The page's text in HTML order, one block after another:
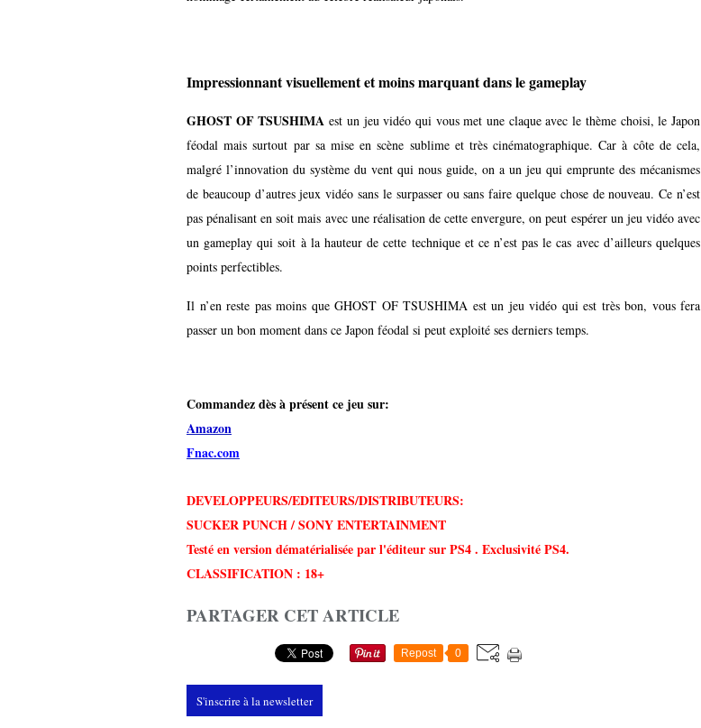
Impressionnant visuellement et moins marquant dans le gameplay
GHOST OF TSUSHIMA est un jeu vidéo qui vous met une claque avec le thème choisi, le Japon
féodal mais surtout par sa mise en scène sublime et très cinématographique. Car à côte de cela,
malgré l’innovation du système du vent qui nous guide, on a un jeu qui emprunte des mécanismes
de beaucoup d’autres jeux vidéo sans le surpasser ou sans faire quelque chose de nouveau. Ce n’est
pas pénalisant en soit mais avec une réalisation de cette envergure, on peut espérer un jeu vidéo avec
un gameplay qui soit à la hauteur de cette technique et ce n’est pas le cas avec d’ailleurs quelques
points perfectibles.
Il n’en reste pas moins que GHOST OF TSUSHIMA est un jeu vidéo qui est très bon, vous fera
passer un bon moment dans ce Japon féodal si peut exploité ses derniers temps.
Commandez dès à présent ce jeu sur:
Amazon
Fnac.com
DEVELOPPEURS/EDITEURS/DISTRIBUTEURS:
SUCKER PUNCH / SONY ENTERTAINMENT
Testé en version dématérialisée par l'éditeur sur PS4 . Exclusivité PS4.
CLASSIFICATION : 18+
PARTAGER CET ARTICLE
Repost 0
S'inscrire à la newsletter